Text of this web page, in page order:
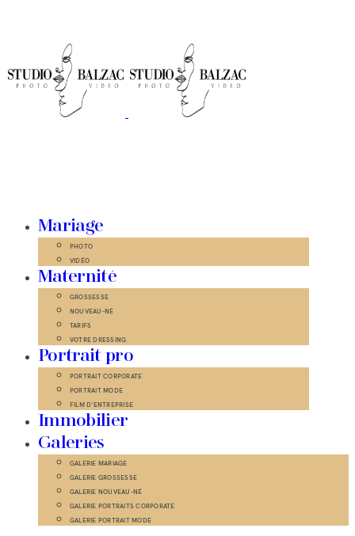
Mariage
PHOTO
VIDÉO
Maternité
GROSSESSE
NOUVEAU-NÉ
TARIFS
VOTRE DRESSING
Portrait pro
PORTRAIT CORPORATE
PORTRAIT MODE
FILM D’ENTREPRISE
Immobilier
Galeries
GALERIE MARIAGE
GALERIE GROSSESSE
GALERIE NOUVEAU-NÉ
GALERIE PORTRAITS CORPORATE
GALERIE PORTRAIT MODE